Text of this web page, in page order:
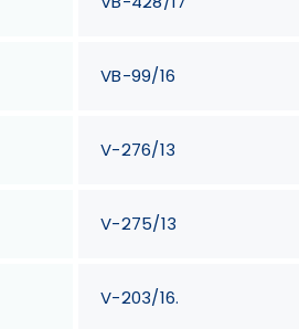
VB-99/16
V-276/13
V-275/13
V-203/16.